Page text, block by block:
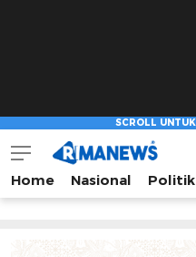
Home Nasional Politik